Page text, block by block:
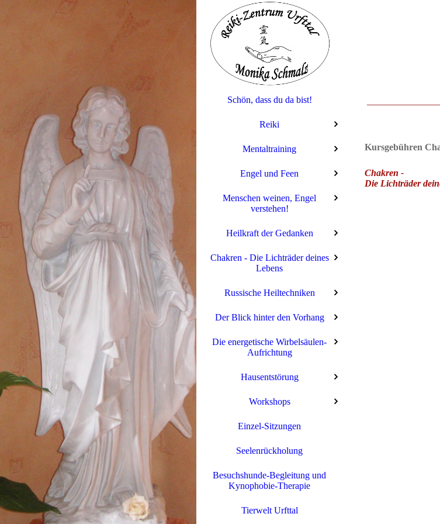
Schön, dass du da bist!
Reiki
Mentaltraining
Engel und Feen
Menschen weinen, Engel
verstehen!
Heilkraft der Gedanken
Chakren - Die Lichträder deines
Lebens
Russische Heiltechniken
Der Blick hinter den Vorhang
Die energetische Wirbelsäulen-
Aufrichtung
Hausentstörung
Workshops
Einzel-Sitzungen
Seelenrückholung
Besuchshunde-Begleitung und
Kynophobie-Therapie
Tierwelt Urfttal
Kursgebühren
Chakren -
Die Lichträder